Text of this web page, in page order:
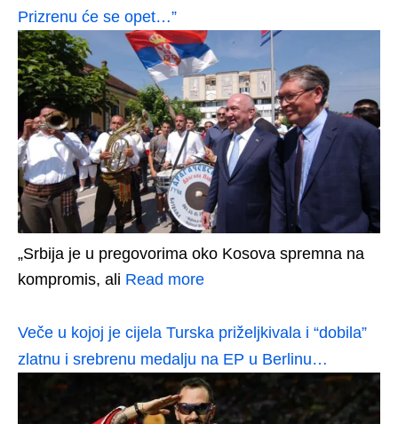
Prizrenu će se opet…”
„Srbija je u pregovorima oko Kosova spremna na
kompromis, ali Read more
Veče u kojoj je cijela Turska priželjkivala i “dobila”
zlatnu i srebrenu medalju na EP u Berlinu…